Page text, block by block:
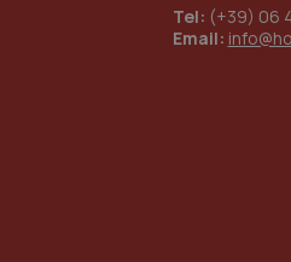
Tel: (+39) 06
Email:
__Secure-YNID